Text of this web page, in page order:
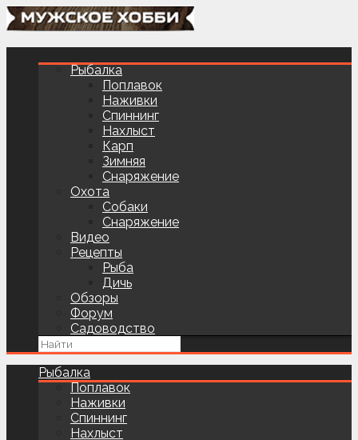
Рыбалка
Поплавок
Наживки
Спиннинг
Нахлыст
Карп
Зимняя
Снаряжение
Охота
Собаки
Снаряжение
Видео
Рецепты
Рыба
Дичь
Обзоры
Форум
Садоводство
Рыбалка
Поплавок
Наживки
Спиннинг
Нахлыст